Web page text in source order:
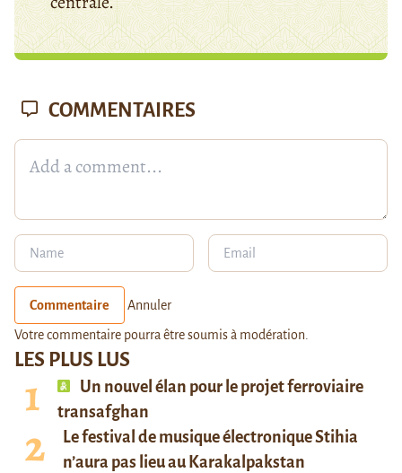
LES PLUS LUS
Un nouvel élan pour le projet ferroviaire
transafghan
Le festival de musique électronique Stihia
n’aura pas lieu au Karakalpakstan
COMMENTAIRES
Commentaire Annuler
Votre commentaire pourra être soumis à modération.